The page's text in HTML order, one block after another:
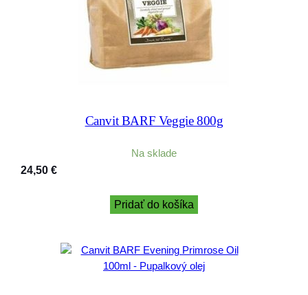
Canvit BARF Veggie 800g
Na sklade
24,50 €
Pridať do košíka